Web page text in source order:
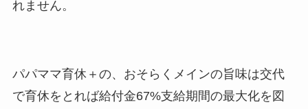
れません。
パパママ育休＋の、おそらくメインの旨味は交代
で育休をとれば給付金67%支給期間の最大化を図